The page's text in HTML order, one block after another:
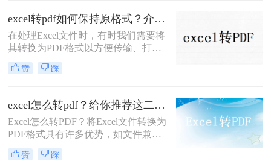
呢？本文将为您介绍三种简单易行的
Excel转PDF方法。
excel转pdf如何保持原格式？介绍三种方式！
在处理Excel文件时，有时我们需要将
其转换为PDF格式以方便传输、打印
或在线分享。但是，将Excel文件转换
为PDF时，可能会遇到格式变化或失
PDF时保持原格式，那么excel转pdf如
何保持原格式呢？本文将为您提供一
些有效的方法和技巧。
赞 踩
excel怎么转pdf？给你推荐这二种方法！
Excel怎么转PDF？将Excel文件转换为
PDF格式具有许多优势，如文件兼容
性、保护文件内容等。本文将介绍两
种简便的Excel转PDF方法，并提供详
赞 踩